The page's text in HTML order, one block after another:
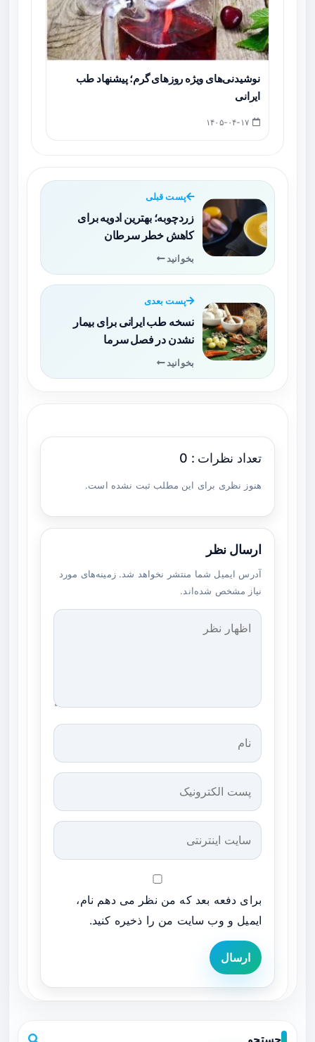
نوشیدنی‌های ویژه روزهای گرم؛ پیشنهاد طب
ایرانی
پست قبلی
زردچوبه؛ بهترین ادویه برای
کاهش خطر سرطان
بخوانید
پست بعدی
نسخه طب ایرانی برای بیمار
نشدن در فصل سرما
بخوانید
تعداد نظرات : 0
هنوز نظری برای این مطلب ثبت نشده است.
ارسال نظر
آدرس ایمیل شما منتشر نخواهد شد. زمینه‌های مورد
نیاز مشخص شده‌اند.
برای دفعه بعد که من نظر می دهم نام،
ایمیل و وب سایت من را ذخیره کنید.
ارسال